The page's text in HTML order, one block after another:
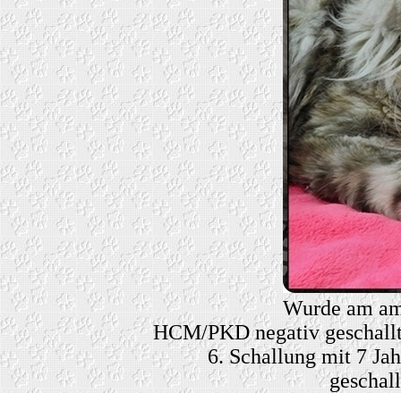
Wurde am
HCM/PKD negativ
6. Schallung mit 7